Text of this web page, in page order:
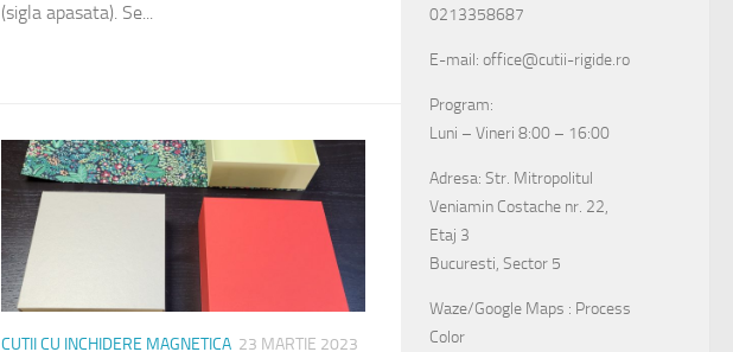
(sigla apasata). Se...
CUTII CU INCHIDERE MAGNETICA 23 MARTIE 2023
0213358687
E-mail: office@cutii-rigide.ro
Program:
Luni – Vineri 8:00 – 16:00
Adresa: Str. Mitropolitul
Veniamin Costache nr. 22,
Etaj 3
Bucuresti, Sector 5
Waze/Google Maps : Process
Color